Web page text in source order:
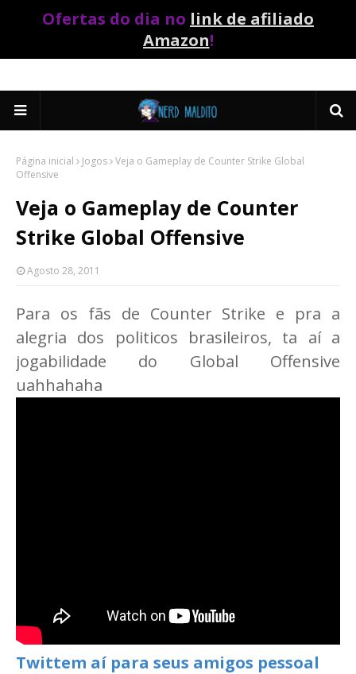
Ofertas do dia no link de afiliado
Amazon!
Página inicial Jogos Veja o Gameplay de Counter Strike Global
Offensive
Veja o Gameplay de Counter
Strike Global Offensive
Agosto 28, 2011
Para os fãs de Counter Strike e pra a
alegria dos politicos brasileiros, ta aí a
jogabilidade do Global Offensive
uahhahaha
Twittem aí para seus amigos pessoal